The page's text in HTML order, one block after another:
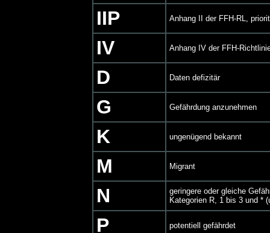
IIP Anhang II der FFH-RL,
IV Anhang IV der FFH-
D Daten defizitär
G Gefährdung anzunehmen
K ungenügend bekannt
M Migrant
N
geringere oder gleiche
Kategorien R, 1 bis 3 und *
P potentiell gefährdet